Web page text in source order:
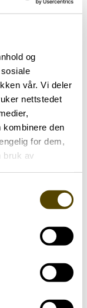
og
vår. Vi deler
nettstedet
kombinere den
for dem,
bruk av
DBS